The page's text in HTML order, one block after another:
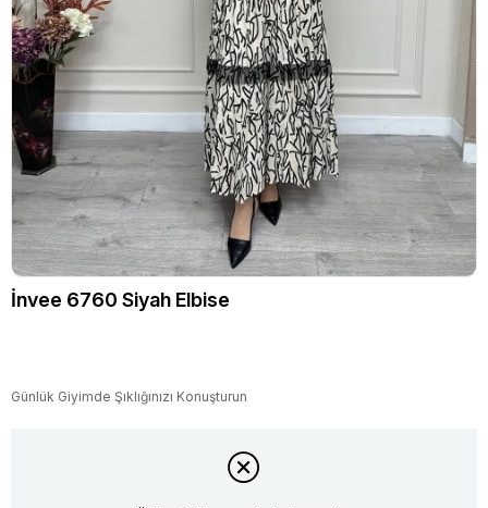
İnvee 6760 Siyah Elbise
Günlük Giyimde Şıklığınızı Konuşturun